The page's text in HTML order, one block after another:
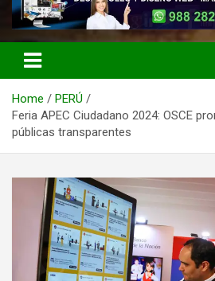
de alcance nacional.
Home
PERÚ
Feria APEC Ciudadano 2024: OSCE
públicas transparentes